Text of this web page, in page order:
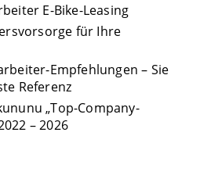
E-Bike-Leasing
für Ihre
Empfehlungen – Sie
Referenz
„Top-Company-
– 2026